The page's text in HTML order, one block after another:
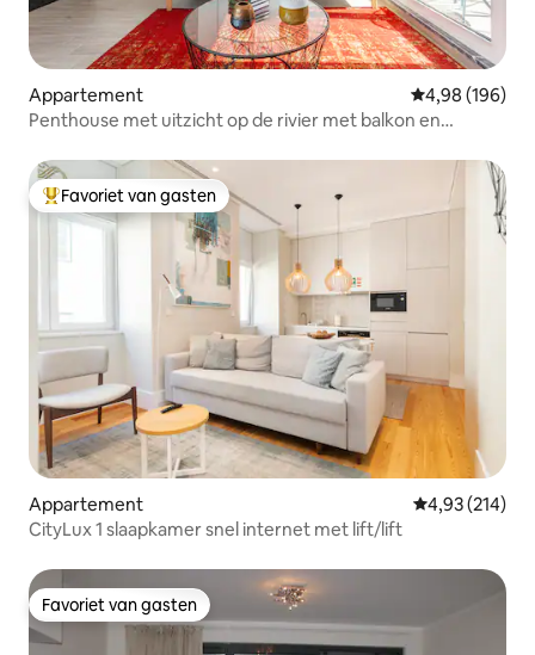
Appartement Gemiddelde
4,98 (196)
Penthouse met uitzicht op de rivier met balkon en
Topfavoriet van gasten
Favoriet van gasten
Appartement Gemiddelde
4,93 (214)
CityLux 1 slaapkamer snel internet met lift/lift
Favoriet van gasten
Favoriet van gasten